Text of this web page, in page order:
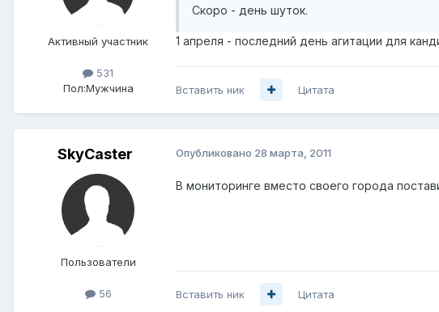
Активный участник
531
Пол:Мужчина
Скоро - день шуток.
1 апреля - последний день агитации для
Вставить ник Цитата
SkyCaster
Пользователи
56
Опубликовано 28 марта, 2011
В мониторинге вместо своего города
Вставить ник Цитата